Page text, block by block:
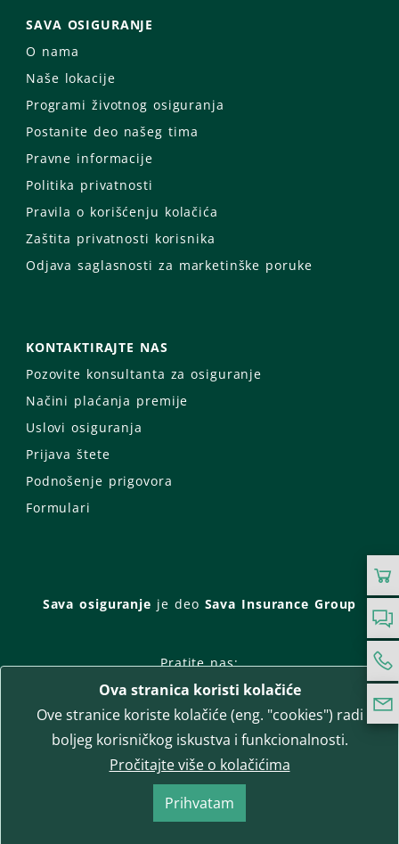
SAVA OSIGURANJE
O nama
Naše lokacije
Programi životnog osiguranja
Postanite deo našeg tima
Pravne informacije
Politika privatnosti
Pravila o korišćenju kolačića
Zaštita privatnosti korisnika
Odjava saglasnosti za marketinške poruke
KONTAKTIRAJTE NAS
Pozovite konsultanta za osiguranje
Načini plaćanja premije
Uslovi osiguranja
Prijava štete
Podnošenje prigovora
Formulari
Sava osiguranje je deo Sava Insurance Group
Pratite nas:
Facebook
Instagram
LinkedIn
Twitter
YouTube
WhatsApp
T-media d.o.o. | napredne komunikacije
Ova stranica koristi kolačiće
Ove stranice koriste kolačiće (eng. "cookies") radi
boljeg korisničkog iskustva i funkcionalnosti.
Pročitajte više o kolačićima
Prihvatam